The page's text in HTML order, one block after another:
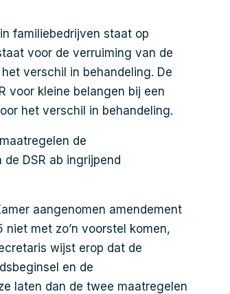
familiebedrijven staat op
voor de verruiming van de
verschil in behandeling. De
voor kleine belangen bij een
het verschil in behandeling.
de
DSR ab ingrijpend
aangenomen amendement
met zo’n voorstel komen,
wijst erop dat de
en de
laten dan de twee maatregelen